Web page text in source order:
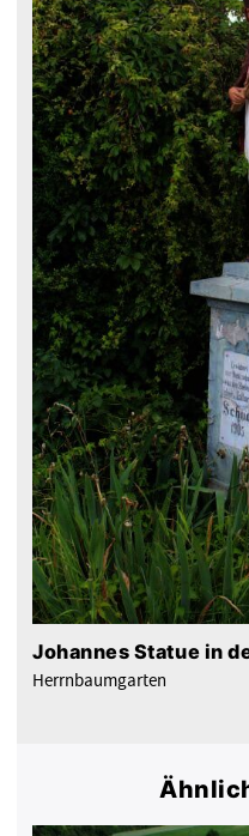
Johannes Statue in
Herrnbaumgarten